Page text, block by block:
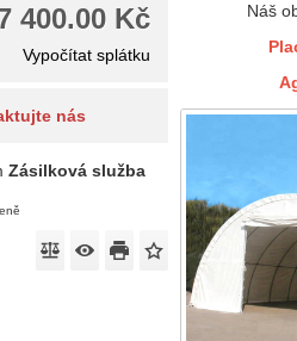
Náš
400.00 Kč
Vypočítat splátku
nás
Zásilková služba